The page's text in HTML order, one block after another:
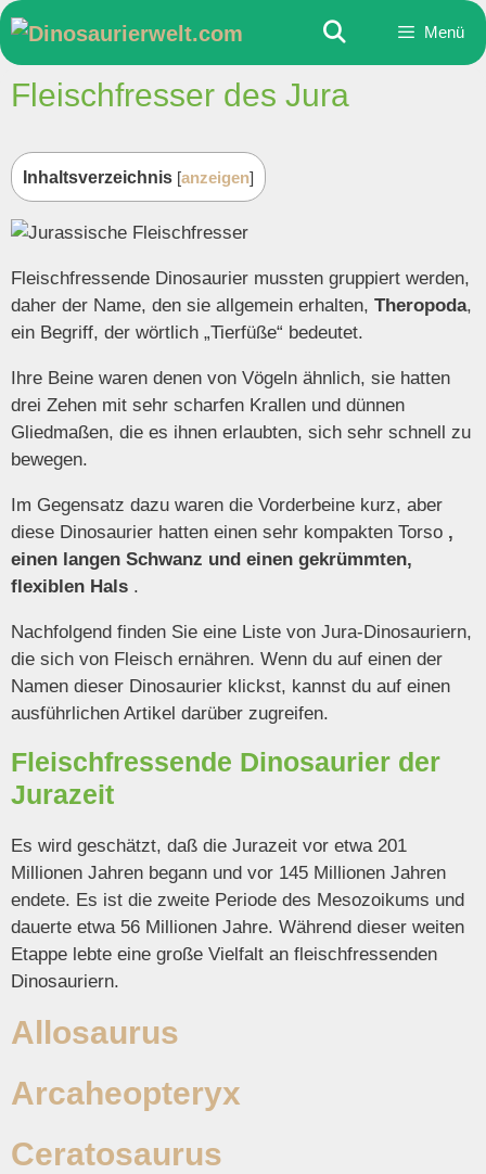
Zum
Inhalt
springen
Menü
Fleischfresser des Jura
Inhaltsverzeichnis [anzeigen]
Fleischfressende Dinosaurier mussten gruppiert werden,
daher der Name, den sie allgemein erhalten, Theropoda,
ein Begriff, der wörtlich „Tierfüße“ bedeutet.
Ihre Beine waren denen von Vögeln ähnlich, sie hatten
drei Zehen mit sehr scharfen Krallen und dünnen
Gliedmaßen, die es ihnen erlaubten, sich sehr schnell zu
bewegen.
Im Gegensatz dazu waren die Vorderbeine kurz, aber
diese Dinosaurier hatten einen sehr kompakten Torso ,
einen langen Schwanz und einen gekrümmten,
flexiblen Hals .
Nachfolgend finden Sie eine Liste von Jura-Dinosauriern,
die sich von Fleisch ernähren. Wenn du auf einen der
Namen dieser Dinosaurier klickst, kannst du auf einen
ausführlichen Artikel darüber zugreifen.
Fleischfressende Dinosaurier der
Jurazeit
Es wird geschätzt, daß die Jurazeit vor etwa 201
Millionen Jahren begann und vor 145 Millionen Jahren
endete. Es ist die zweite Periode des Mesozoikums und
dauerte etwa 56 Millionen Jahre. Während dieser weiten
Etappe lebte eine große Vielfalt an fleischfressenden
Dinosauriern.
Allosaurus
Arcaheopteryx
Ceratosaurus